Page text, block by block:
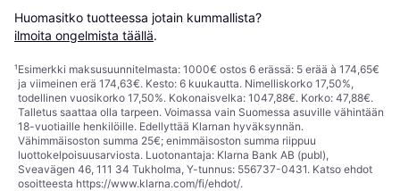
Huomasitko tuotteessa jotain kummallista?
ilmoita ongelmista täällä.
¹Esimerkki maksusuunnitelmasta: 1000€ ostos 6 erässä: 5 erää à 174,65€
ja viimeinen erä 174,63€. Kesto: 6 kuukautta. Nimelliskorko 17,50%,
todellinen vuosikorko 17,50%. Kokonaisvelka: 1047,88€. Korko: 47,88€.
Talletus saattaa olla tarpeen. Voimassa vain Suomessa asuville vähintään
18-vuotiaille henkilöille. Edellyttää Klarnan hyväksynnän.
Vähimmäisoston summa 25€; enimmäisoston summa riippuu
luottokelpoisuusarviosta. Luotonantaja: Klarna Bank AB (publ),
Sveavägen 46, 111 34 Tukholma, Y-tunnus: 556737-0431. Katso ehdot
osoitteesta https://www.klarna.com/fi/ehdot/.